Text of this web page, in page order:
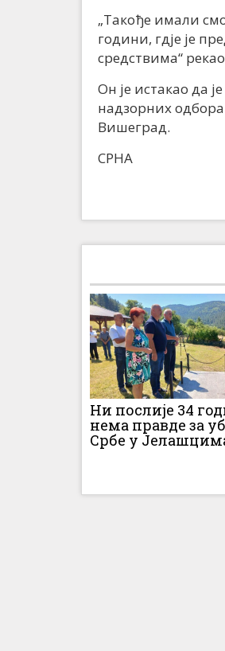
„Такође имали
години, гдје је
средствима“
Он је истакао да
надзорних
Вишеград.
СРНА
Ни послије 34
нема правде за
Србе у